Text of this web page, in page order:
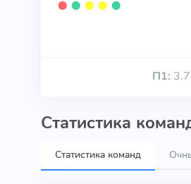
⬤ ⬤ ⬤ ⬤ ⬤
П1:
Статистика
Статистика команд